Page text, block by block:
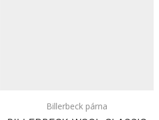
Billerbeck párna